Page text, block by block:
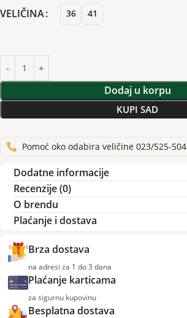
VELIČINA 36 41
Dodaj u korpu
KUPI SAD
Pomoć oko odabira veličine 023/525-504
Dodatne informacije
Recenzije (0)
O brendu
Plaćanje i dostava
Brza dostava
na adresi za 1 do 3 dana
Plaćanje karticama
za sigurnu kupovinu
Besplatna dostava